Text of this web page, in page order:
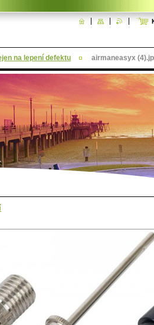
na lepení defektu airmaneasyx